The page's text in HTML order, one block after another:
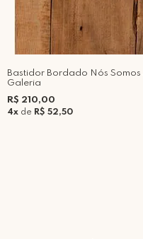
Bastidor Bordado Nós
Galeria
R$ 210,00
4x de R$ 52,50